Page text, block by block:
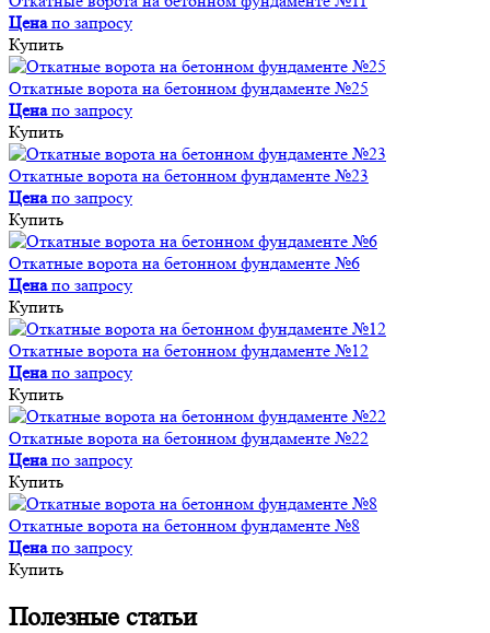
Ценапо запросу
Купить
Откатные ворота на бетонном фундаменте №25
Ценапо запросу
Купить
Откатные ворота на бетонном фундаменте №23
Ценапо запросу
Купить
Откатные ворота на бетонном фундаменте №6
Ценапо запросу
Купить
Откатные ворота на бетонном фундаменте №12
Ценапо запросу
Купить
Откатные ворота на бетонном фундаменте №22
Ценапо запросу
Купить
Откатные ворота на бетонном фундаменте №8
Ценапо запросу
Купить
Полезные статьи